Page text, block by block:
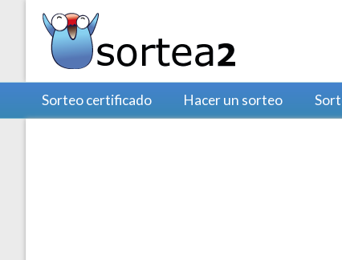
Sorteo certificado Hacer un sorteo